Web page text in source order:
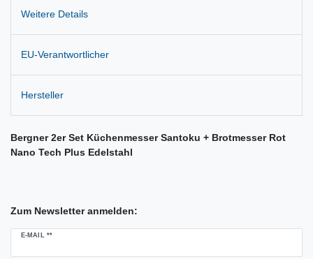
Weitere Details
EU-Verantwortlicher
Hersteller
Bergner 2er Set Küchenmesser Santoku + Brotmesser Rot
Nano Tech Plus Edelstahl
Zum Newsletter anmelden:
E-MAIL **
Newsletter